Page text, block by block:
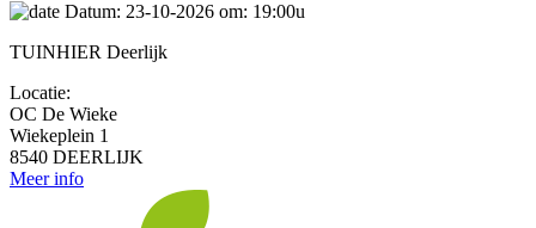
Datum: 23-10-2026 om: 19:00u
TUINHIER Deerlijk
Locatie:
OC De Wieke
Wiekeplein 1
8540 DEERLIJK
Meer info